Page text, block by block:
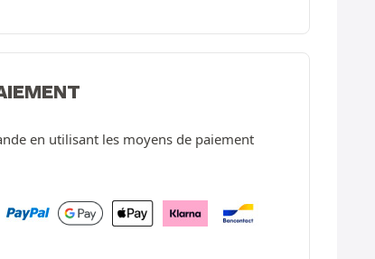
en utilisant les moyens de paiement